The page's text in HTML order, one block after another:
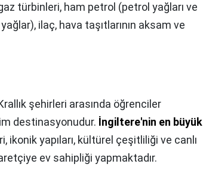
türbinleri, ham petrol (petrol yağları ve
ilaç, hava taşıtlarının aksam ve
şehirleri arasında öğrenciler
destinasyonudur. İngiltere'nin en büyük
ikonik yapıları, kültürel çeşitliliği ve canlı
ev sahipliği yapmaktadır.